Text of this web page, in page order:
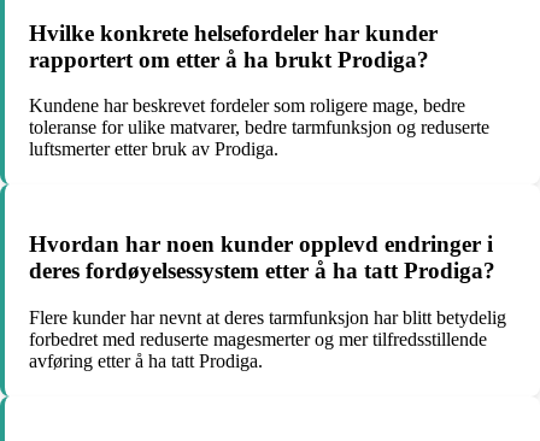
Hvilke konkrete helsefordeler har kunder
rapportert om etter å ha brukt Prodiga?
Kundene har beskrevet fordeler som roligere mage, bedre
toleranse for ulike matvarer, bedre tarmfunksjon og reduserte
luftsmerter etter bruk av Prodiga.
Hvordan har noen kunder opplevd endringer i
deres fordøyelsessystem etter å ha tatt Prodiga?
Flere kunder har nevnt at deres tarmfunksjon har blitt betydelig
forbedret med reduserte magesmerter og mer tilfredsstillende
avføring etter å ha tatt Prodiga.